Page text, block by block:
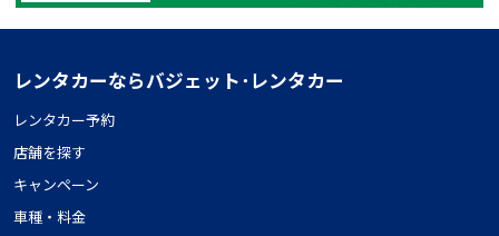
レンタカーならバジェット･レンタカー
レンタカー予約
店舗を探す
キャンペーン
車種・料金